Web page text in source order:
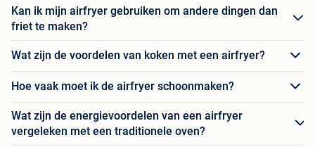
Kan ik mijn airfryer gebruiken om andere dingen dan
friet te maken?
Wat zijn de voordelen van koken met een airfryer?
Hoe vaak moet ik de airfryer schoonmaken?
Wat zijn de energievoordelen van een airfryer
vergeleken met een traditionele oven?